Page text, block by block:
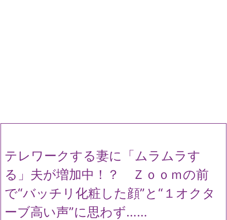
テレワークする妻に「ムラムラす
る」夫が増加中！？ Ｚｏｏｍの前
で“バッチリ化粧した顔”と“１オクタ
ーブ高い声”に思わず……